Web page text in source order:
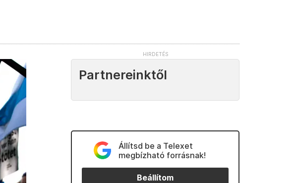
Partnereinktől
Állítsd be a Telexet
megbízható forrásnak!
Beállítom